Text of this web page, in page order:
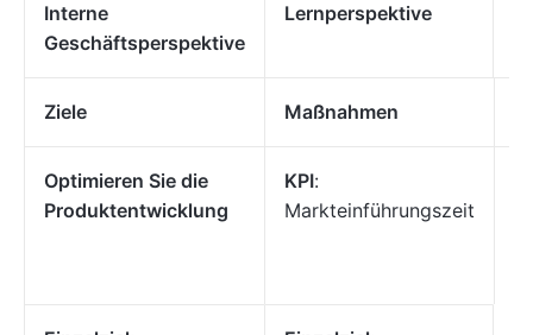
Interne
Geschäftsperspektive
Lernperspektive
Ziele Maßnahmen
Optimieren Sie die
Produktentwicklung
KPI:
Markteinführungszeit